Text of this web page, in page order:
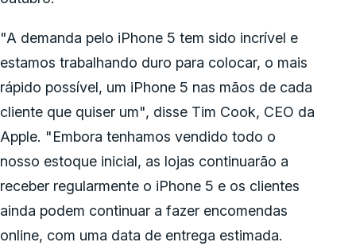
"A demanda pelo iPhone 5 tem sido incrível e
estamos trabalhando duro para colocar, o mais
rápido possível, um iPhone 5 nas mãos de cada
cliente que quiser um", disse Tim Cook, CEO da
Apple. "Embora tenhamos vendido todo o
nosso estoque inicial, as lojas continuarão a
receber regularmente o iPhone 5 e os clientes
ainda podem continuar a fazer encomendas
online, com uma data de entrega estimada.